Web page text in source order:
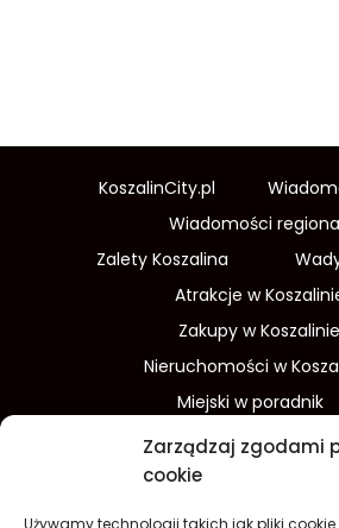
Zarządzaj zgodami
cookie
Używamy technologii takich jak pliki
KoszalinCity.pl
Wiadomości
Zalety Koszalina
Atrakcje w
Zakupy w Koszalinie
Nieruchomości w
Miejski w poradnik
Wydarzenia w
Sport w Koszalinie